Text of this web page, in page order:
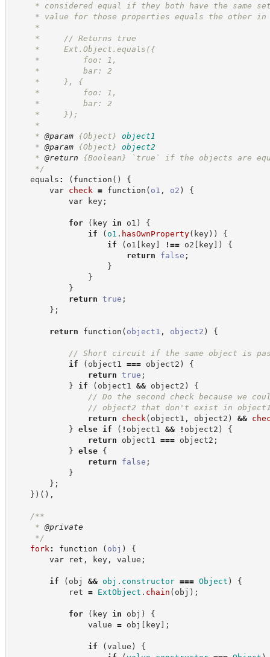
* considered equal if they both have the same
* value for those properties equals the other in
*
*     // Returns true
*     Ext.Object.equals({
*         foo: 1,
*         bar: 2
*     }, {
*         foo: 1,
*         bar: 2
*     });
*
* @param {Object}
object1
* @param {Object}
object2
* @return {Boolean}
`true` if the objects are
*/
equals : ( function ( )
{
var check = function ( o1 , o2 )
{
var key ;
for ( key in o1 )
{
if
( o1 . hasOwnProperty( key) )
{
if
( o1 [ key] !== o2 [ key] )
{
return
false ;
}
}
}
return
true ;
} ;
return function ( object1 , object2 ) {
// Short circuit if the same object is
if
( object1 === object2 )
{
return
true ;
}
if ( object1 && object2 )
{
// Do the second check because we
// object2 that don't exist in
return
check ( object1 , object2 ) &&
}
else if ( ! object1 && ! object2 )
{
return object1 === object2 ;
}
else {
return
false ;
}
} ;
} ) ( ) ,
/**
* @private
*/
fork : function ( obj )
{
var ret , key , value ;
if ( obj && obj . constructor === Object )
{
ret = ExtObject . chain ( obj ) ;
for ( key in obj )
{
value = obj [ key] ;
if (value )
{